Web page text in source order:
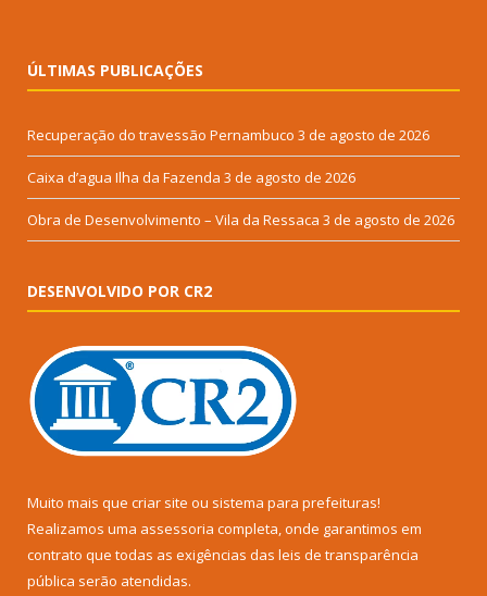
ÚLTIMAS PUBLICAÇÕES
Recuperação do travessão Pernambuco 3 de agosto de 2026
Caixa d’agua Ilha da Fazenda 3 de agosto de 2026
Obra de Desenvolvimento – Vila da Ressaca 3 de agosto de 2026
DESENVOLVIDO POR CR2
Muito mais que criar site ou sistema para prefeituras!
Realizamos uma assessoria completa, onde garantimos em
contrato que todas as exigências das leis de transparência
pública serão atendidas.